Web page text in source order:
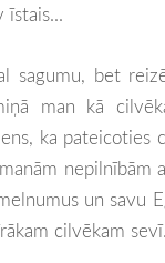
īstais...
sagumu, bet
man kā
ka pateicoties
nepilnībām
un savu
cilvēkam sevī.